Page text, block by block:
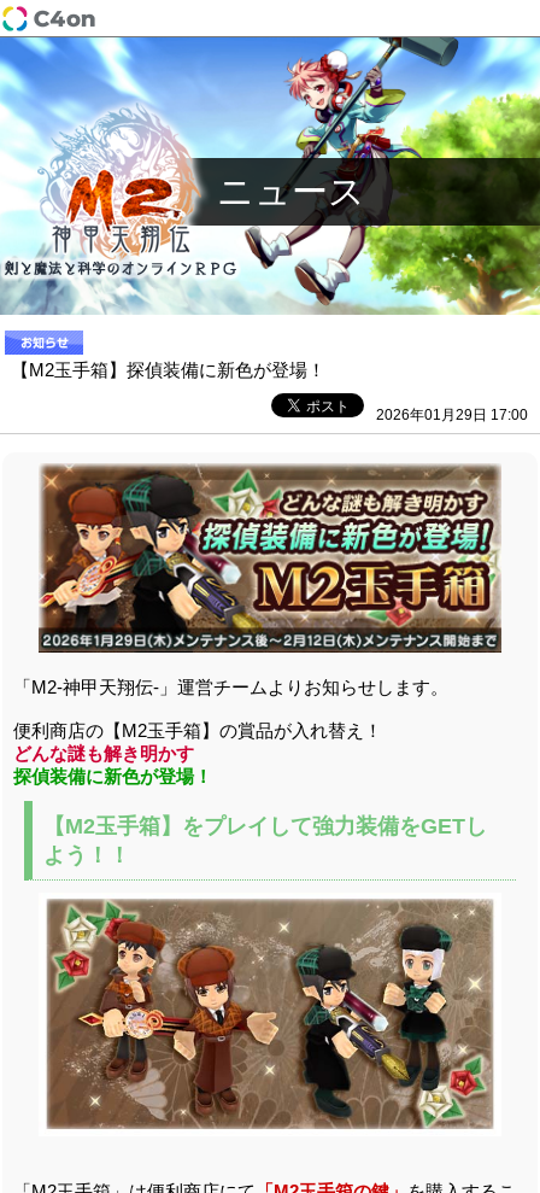
ニュース
【M2玉手箱】探偵装備に新色が登場！
2026年01月29日 17:00
「M2-神甲天翔伝-」運営チームよりお知らせします。
便利商店の【M2玉手箱】の賞品が入れ替え！
どんな謎も解き明かす
探偵装備に新色が登場！
【M2玉手箱】をプレイして強力装備をGETし
よう！！